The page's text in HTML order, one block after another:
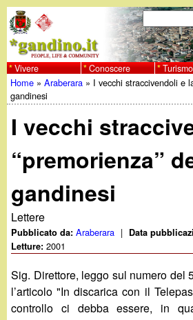
al
contenuto
principale
w
w
w
g
a
n
d
F
o
r
d
i
c
e
r
C
e
r
c
a
Vivere Conoscere Turismo
Tu
sei
qui
Home »Araberara » I vecchi straccivendoli e
gandinesi
I vecchi
“premorienza”
gandinesi
Lettere
Pubblicato da:Araberara | Data
Letture:2001
Sig. Direttore, leggo sul numero del
l’articolo "In discarica con il
controllo ci debba essere, in